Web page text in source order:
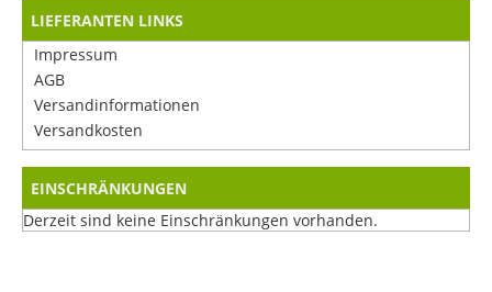
LIEFERANTEN LINKS
Impressum
AGB
Versandinformationen
Versandkosten
EINSCHRÄNKUNGEN
Derzeit sind keine Einschränkungen vorhanden.